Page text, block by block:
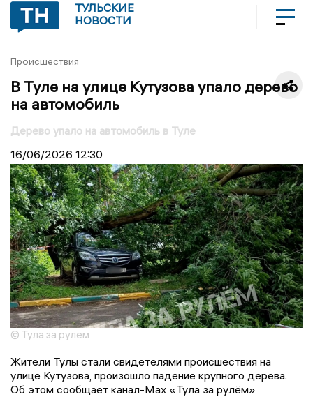
ТУЛЬСКИЕ
НОВОСТИ
Происшествия
В Туле на улице Кутузова упало дерево
на автомобиль
Дерево упало на автомобиль в Туле
16/06/2026 12:30
© Тула за рулём
Жители Тулы стали свидетелями происшествия на
улице Кутузова, произошло падение крупного дерева.
Об этом сообщает канал-Max «Тула за рулём»